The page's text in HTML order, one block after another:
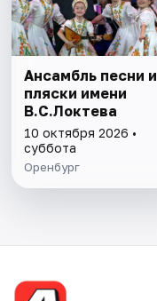
Ансамбль песни и
пляски имени
В.С.Локтева
10 октября 2026 •
суббота
Оренбург